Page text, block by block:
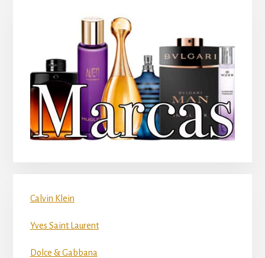
Calvin Klein
Yves Saint Laurent
Dolce & Gabbana